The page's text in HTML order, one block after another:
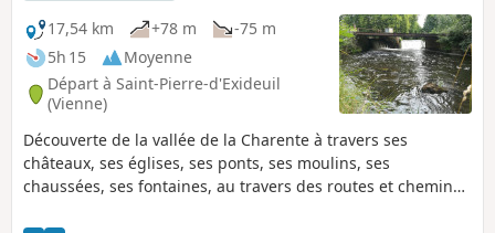
17,54 km
+78 m
-75 m
5h 15
Moyenne
Départ à Saint-Pierre-d'Exideuil
(Vienne)
Découverte de la vallée de la Charente à travers ses
châteaux, ses églises, ses ponts, ses moulins, ses
chaussées, ses fontaines, au travers des routes et chemins